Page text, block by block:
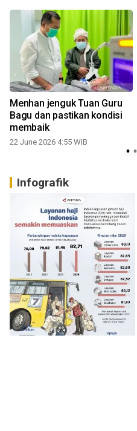
Menhan jenguk Tuan Guru
Bagu dan pastikan kondisi
membaik
22 June 2026 4:55 WIB
Infografik